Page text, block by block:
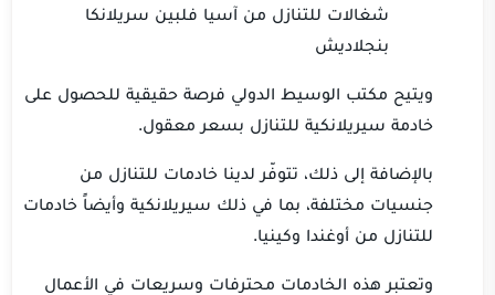
شغالات للتنازل من آسيا فلبين سريلانكا
بنجلاديش
ويتيح مكتب الوسيط الدولي فرصة حقيقية للحصول على
خادمة سيريلانكية للتنازل بسعر معقول.
بالإضافة إلى ذلك، تتوفّر لدينا خادمات للتنازل من
جنسيات مختلفة، بما في ذلك سيريلانكية وأيضاً خادمات
للتنازل من أوغندا وكينيا.
وتعتبر هذه الخادمات محترفات وسريعات في الأعمال